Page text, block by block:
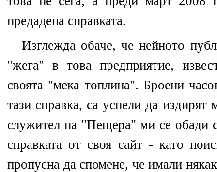
предадена справката.
Изглежда обаче, че нейното
"жега" в това предприятие,
своята "мека топлина". Броени
тази справка, са успели да
служител на "Пещера" ми се обади с
справката от своя сайт - като
пропусна да спомене, че имали